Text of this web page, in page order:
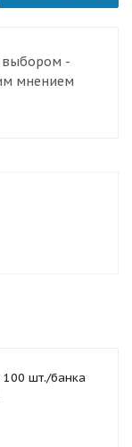
выбором -
мнением
шт./банка